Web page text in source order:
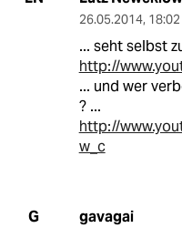
26.05.2014,
... seht selbst
http://
... und wer
? ...
http://
w_c
G gavagai